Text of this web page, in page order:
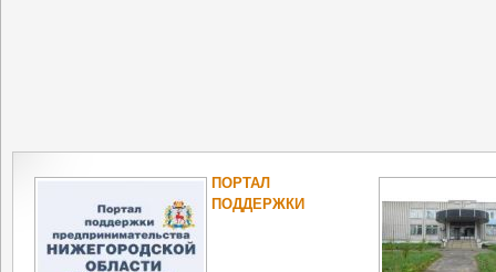
ПОРТАЛ
ПОДДЕРЖКИ